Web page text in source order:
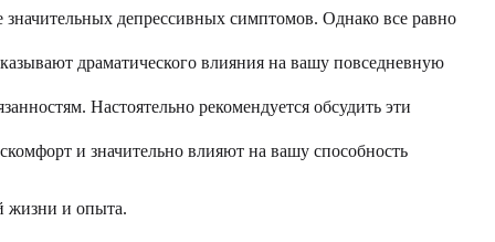
депрессивных симптомов. Однако все равно
драматического влияния на вашу повседневную
Настоятельно рекомендуется обсудить эти
и значительно влияют на вашу способность
жизни и опыта.